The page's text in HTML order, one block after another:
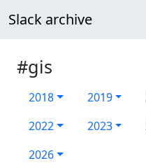
Slack archive
#gis
2018 2019
2022
2023
2026